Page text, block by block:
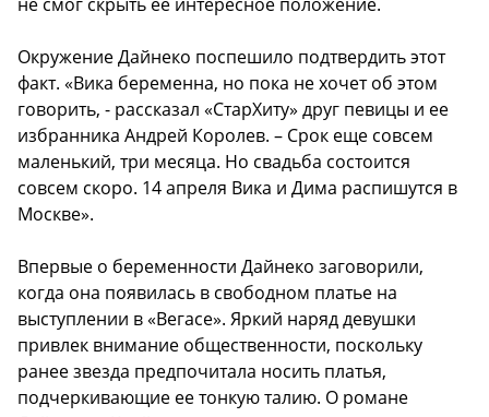
Окружение Дайнеко поспешило подтвердить этот
факт. «Вика беременна, но пока не хочет об этом
говорить, - рассказал «СтарХиту» друг певицы и ее
избранника Андрей Королев. – Срок еще совсем
маленький, три месяца. Но свадьба состоится
совсем скоро. 14 апреля Вика и Дима распишутся в
Москве».
Впервые о беременности Дайнеко заговорили,
когда она появилась в свободном платье на
выступлении в «Вегасе». Яркий наряд девушки
привлек внимание общественности, поскольку
ранее звезда предпочитала носить платья,
подчеркивающие ее тонкую талию. О романе